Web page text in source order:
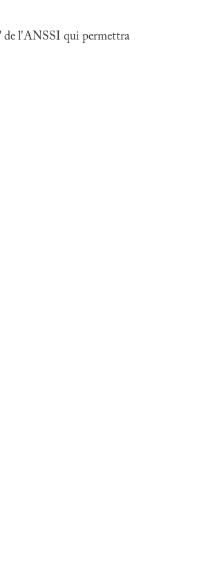
de l'ANSSI qui permettra